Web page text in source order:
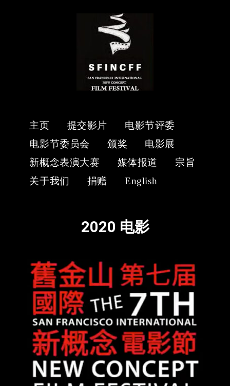
主页 提交影片
电影节评委
电影节委员会
颁奖
电影展
新概念表演大赛
媒体报道
宗旨
关于我们
捐赠 English
2020 电影